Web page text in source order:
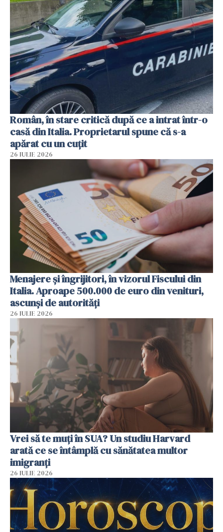
Român, în stare critică după ce a intrat într-o
casă din Italia. Proprietarul spune că s-a
apărat cu un cuțit
26 IULIE 2026
Menajere și îngrijitori, în vizorul Fiscului din
Italia. Aproape 500.000 de euro din venituri,
ascunși de autorități
26 IULIE 2026
Vrei să te muți în SUA? Un studiu Harvard
arată ce se întâmplă cu sănătatea multor
imigranți
26 IULIE 2026